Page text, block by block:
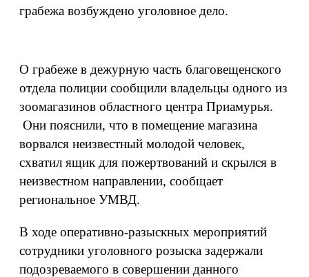
грабежа возбуждено уголовное дело.
О грабеже в дежурную часть благовещенского
отдела полиции сообщили владельцы одного из
зоомагазинов областного центра Приамурья.
Они пояснили, что в помещение магазина
ворвался неизвестный молодой человек,
схватил ящик для пожертвований и скрылся в
неизвестном направлении, сообщает
региональное УМВД.
В ходе оперативно-разыскных мероприятий
сотрудники уголовного розыска задержали
подозреваемого в совершении данного